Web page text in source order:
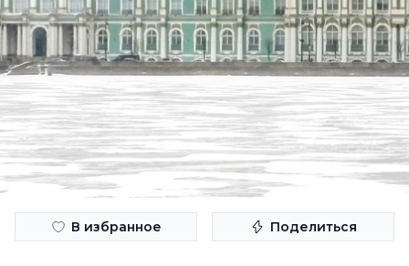
В избранное Поделиться